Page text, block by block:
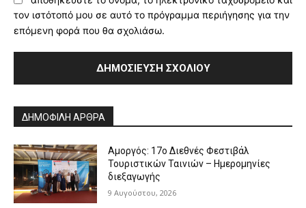
τον ιστότοπό μου σε αυτό το πρόγραμμα περιήγησης για την
επόμενη φορά που θα σχολιάσω.
ΔΗΜΟΦΙΛΗ ΑΡΘΡΑ
Αμοργός: 17ο Διεθνές Φεστιβάλ
Τουριστικών Ταινιών – Ημερομηνίες
διεξαγωγής
9 Αυγούστου, 2026